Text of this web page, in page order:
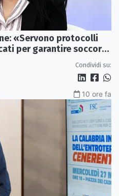
«Servono protocolli
per garantire soccorsi
Condividi su:
10 ore fa